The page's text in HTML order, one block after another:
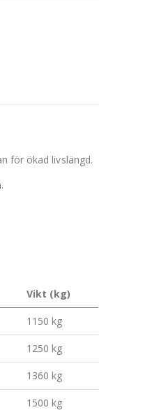
för ökad livslängd.
Vikt (kg)
1150 kg
1250 kg
1360 kg
1500 kg